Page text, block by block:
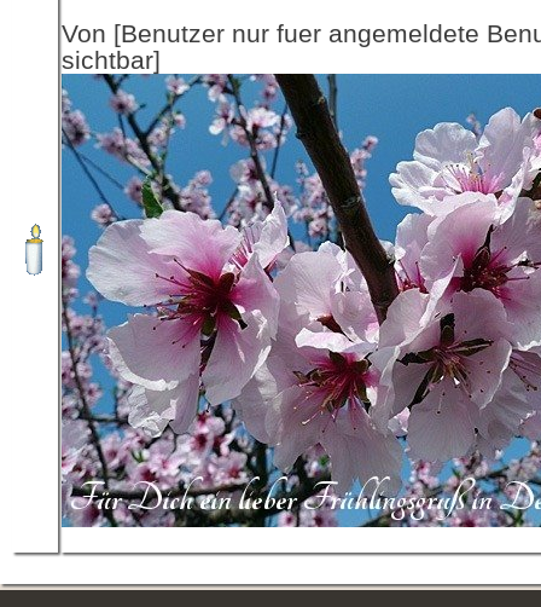
Von [Benutzer nur fuer angemeldete
sichtbar]